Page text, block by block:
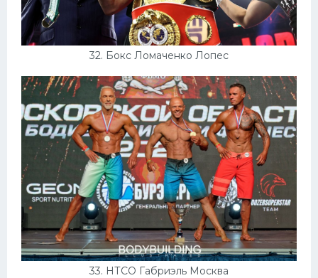
32. Бокс Ломаченко Лопес
33. НТСО Габриэль Москва